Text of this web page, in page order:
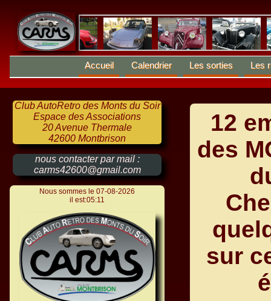
Accueil Calendrier Les sorties Les
12
des
sur
Club AutoRetro des Monts du Soir
Espace des Associations
20 Avenue Thermale
42600 Montbrison
nous contacter par mail :
carms42600@gmail.com
Nous sommes le 07-08-2026
il est:05:11